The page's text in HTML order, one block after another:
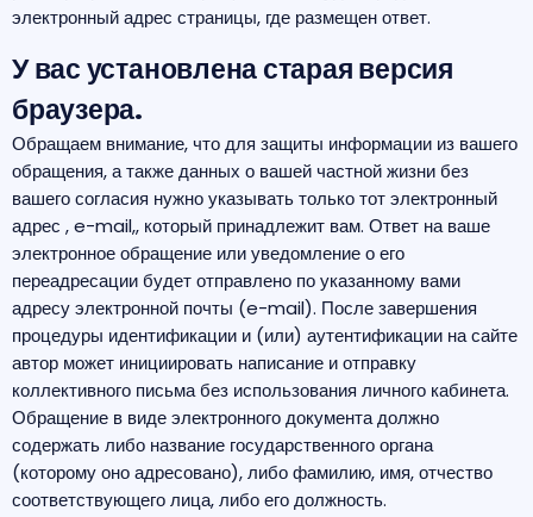
электронный адрес страницы, где размещен ответ.
У вас установлена старая версия
браузера.
Обращаем внимание, что для защиты информации из вашего
обращения, а также данных о вашей частной жизни без
вашего согласия нужно указывать только тот электронный
адрес , e-mail,, который принадлежит вам. Ответ на ваше
электронное обращение или уведомление о его
переадресации будет отправлено по указанному вами
адресу электронной почты (e-mail). После завершения
процедуры идентификации и (или) аутентификации на сайте
автор может инициировать написание и отправку
коллективного письма без использования личного кабинета.
Обращение в виде электронного документа должно
содержать либо название государственного органа
(которому оно адресовано), либо фамилию, имя, отчество
соответствующего лица, либо его должность.